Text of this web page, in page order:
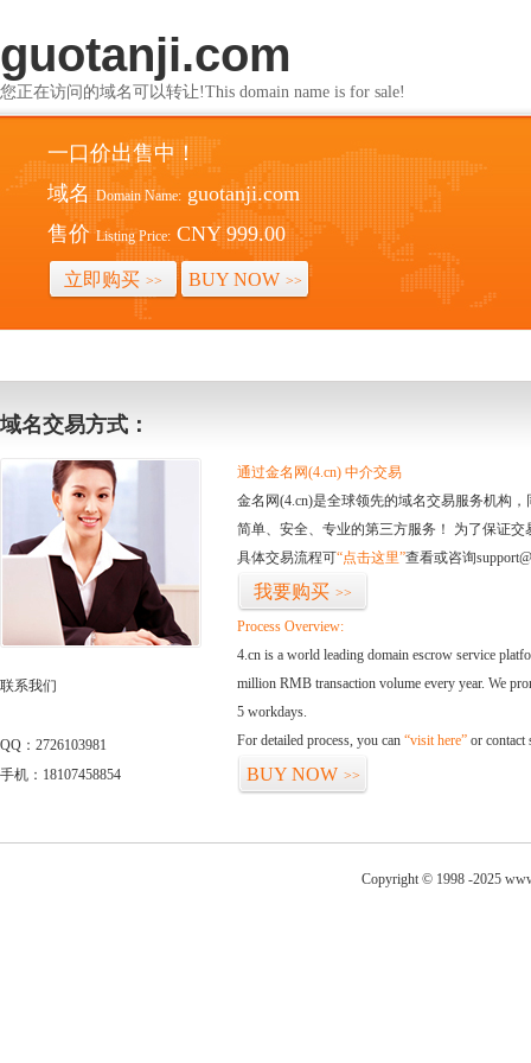
guotanji.com
您正在访问的域名可以转让!This domain name is for sale!
一口价出售中！
域名 Domain Name: guotanji.com
售价 Listing Price: CNY 999.00
立即购买 >> BUY NOW >>
域名交易方式：
联系我们
QQ：2726103981
手机：18107458854
通过金名网(4.cn) 中介交易
金名网(4.cn)是全球领先的域名交易服务机构
简单、安全、专业的第三方服务！ 为了保证
具体交易流程可“点击这里”查看或咨询
我要购买 >>
Process Overview:
4.cn is a world leading domain escrow service
million RMB transaction volume every year. We
5 workdays.
For detailed process, you can “visit here” or contact
BUY NOW >>
Copyright © 1998 -2025